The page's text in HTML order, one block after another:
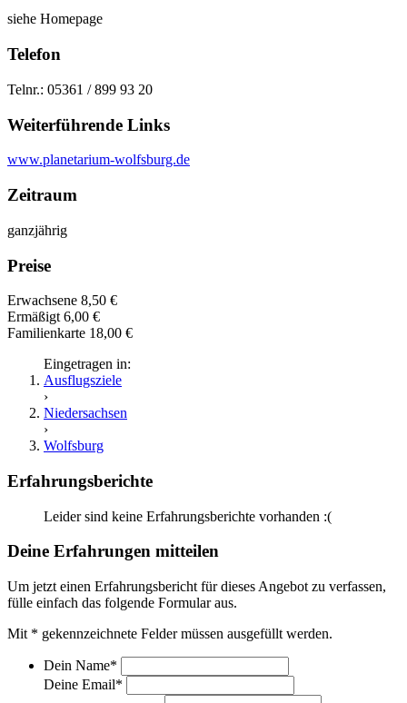
siehe Homepage
Telefon
Telnr.: 05361 / 899 93 20
Weiterführende Links
www.planetarium-wolfsburg.de
Zeitraum
ganzjährig
Preise
Erwachsene 8,50 €
Ermäßigt 6,00 €
Familienkarte 18,00 €
Eingetragen in:
Ausflugsziele
›
Niedersachsen
›
Wolfsburg
Erfahrungsberichte
Leider sind keine Erfahrungsberichte vorhanden :(
Deine Erfahrungen mitteilen
Um jetzt einen Erfahrungsbericht für dieses Angebot zu verfassen,
fülle einfach das folgende Formular aus.
Mit * gekennzeichnete Felder müssen ausgefüllt werden.
Dein Name*
Deine Email*